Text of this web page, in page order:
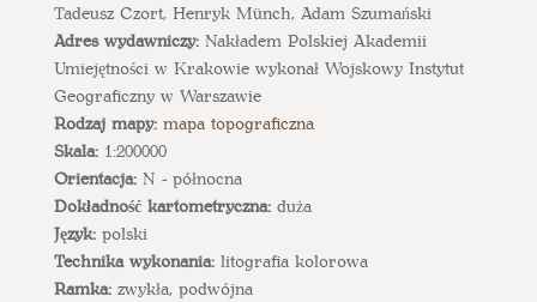
Tadeusz Czort, Henryk Münch, Adam Szumański
Adres wydawniczy:Nakładem Polskiej Akademii
Umiejętności w Krakowie wykonał Wojskowy Instytut
Geograficzny w Warszawie
Rodzaj mapy: mapa topograficzna
Skala:1:200000
Orientacja:N - północna
Dokładność kartometryczna:duża
Język:polski
Technika wykonania:litografia kolorowa
Ramka:zwykła, podwójna